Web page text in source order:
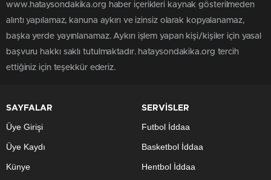
www.hataysondakika.org haber içerikleri kaynak gösterilmeden
alıntı yapılamaz, kanuna aykırı ve izinsiz olarak kopyalanamaz,
başka yerde yayınlanamaz. Aykırı işlem yapan kişi/kişiler için yasal
başvuru hakkı saklı tutulmaktadır. hataysondakika.org tercih
ettiğiniz için teşekkür ederiz.
SAYFALAR
Üye Girişi
Üye Kaydı
Künye
SERVİSLER
Futbol İddaa
Basketbol İddaa
Hentbol İddaa